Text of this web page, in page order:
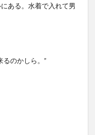
ある。水着で入れて男
るのかしら。”